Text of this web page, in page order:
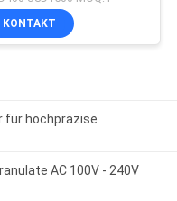
stark saure, alkalische
KONTAKT
für hochpräzise
AC 100V - 240V